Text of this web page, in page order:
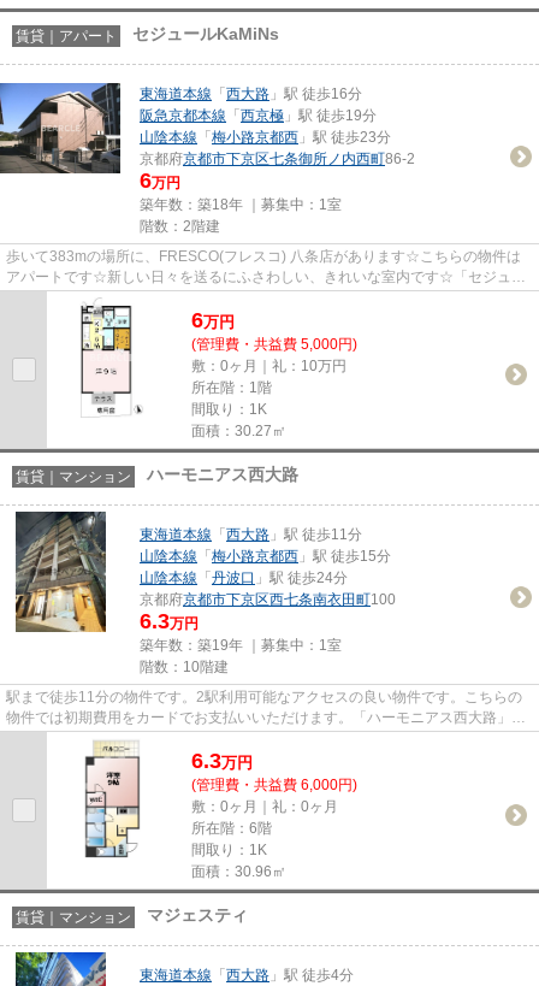
賃貸｜アパート セジュールKaMiNs
東海道本線 「 西大路 」駅 徒歩16分
阪急京都本線 「 西京極 」駅 徒歩19分
山陰本線 「 梅小路京都西 」駅 徒歩23分
京都府京都市下京区七条御所ノ内西町86-2
6万円
築年数：築18年 ｜募集中： 1室
階数：2階建
歩いて383mの場所に、FRESCO(フレスコ) 八条店があります☆こちらの物件は
アパートです☆新しい日々を送るにふさわしい、きれいな室内です☆「セジュー
ルKaMiNs」の物件情報をお探しなら...
6万円
(管理費・共益費 5,000円)
敷：0ヶ月｜礼：10万円
所在階：1階
間取り：1K
面積：30.27㎡
賃貸｜マンション ハーモニアス西大路
東海道本線 「 西大路 」駅 徒歩11分
山陰本線 「 梅小路京都西 」駅 徒歩15分
山陰本線 「 丹波口 」駅 徒歩24分
京都府京都市下京区西七条南衣田町100
6.3万円
築年数：築19年 ｜募集中： 1室
階数：10階建
駅まで徒歩11分の物件です。2駅利用可能なアクセスの良い物件です。こちらの
物件では初期費用をカードでお支払いいただけます。「ハーモニアス西大路」の
ここがイチオシ。東海道本線西...
6.3万円
(管理費・共益費 6,000円)
敷：0ヶ月｜礼：0ヶ月
所在階：6階
間取り：1K
面積：30.96㎡
賃貸｜マンション マジェスティ
東海道本線 「 西大路 」駅 徒歩4分